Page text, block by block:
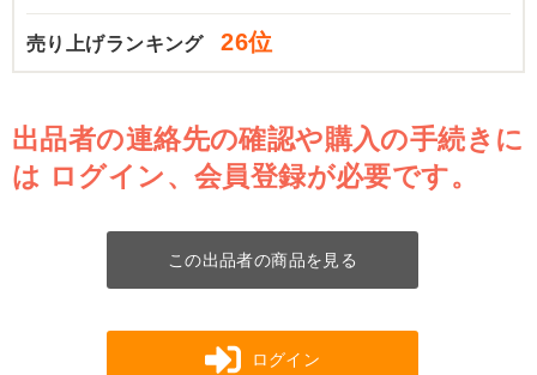
売り上げランキング 26位
出品者の連絡先の確認や購入の手続きに
は ログイン、会員登録が必要です。
この出品者の商品を見る
ログイン